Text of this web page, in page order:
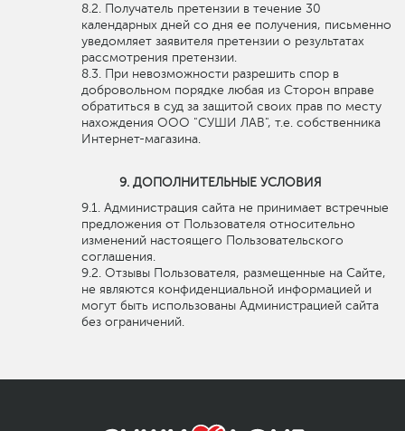
Получатель претензии в течение 30
календарных дней со дня ее получения, письменно
уведомляет заявителя претензии о результатах
рассмотрения претензии.
При невозможности разрешить спор в
добровольном порядке любая из Сторон вправе
обратиться в суд за защитой своих прав по месту
нахождения ООО "СУШИ ЛАВ", т.е. собственника
Интернет-магазина.
ДОПОЛНИТЕЛЬНЫЕ УСЛОВИЯ
Администрация сайта не принимает встречные
предложения от Пользователя относительно
изменений настоящего Пользовательского
соглашения.
Отзывы Пользователя, размещенные на Сайте,
не являются конфиденциальной информацией и
могут быть использованы Администрацией сайта
без ограничений.